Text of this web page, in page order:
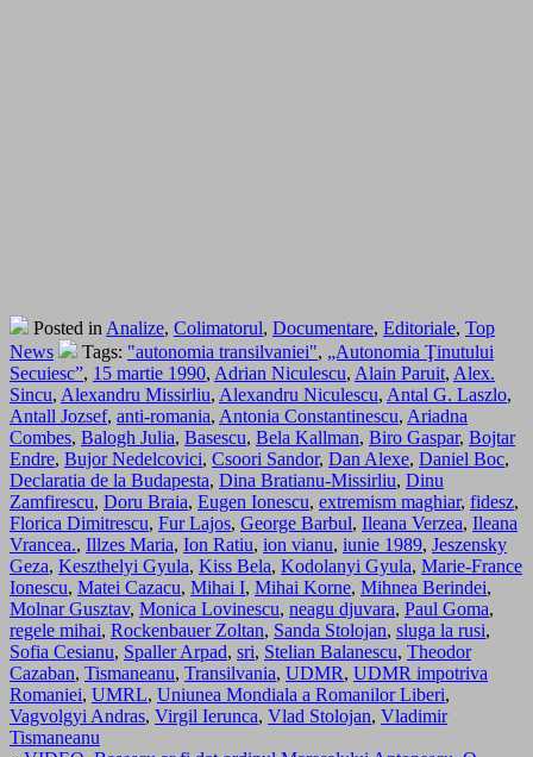
Posted in Analize, Colimatorul, Documentare, Editoriale, Top
News
Tags: "autonomia transilvaniei", „Autonomia Ţinutului
Secuiesc”, 15 martie 1990, Adrian Niculescu, Alain Paruit, Alex.
Sincu, Alexandru Missirliu, Alexandru Niculescu, Antal G. Laszlo,
Antall Jozsef, anti-romania, Antonia Constantinescu, Ariadna
Combes, Balogh Julia, Basescu, Bela Kallman, Biro Gaspar, Bojtar
Endre, Bujor Nedelcovici, Csoori Sandor, Dan Alexe, Daniel Boc,
Declaratia de la Budapesta, Dina Bratianu-Missirliu, Dinu
Zamfirescu, Doru Braia, Eugen Ionescu, extremism maghiar, fidesz,
Florica Dimitrescu, Fur Lajos, George Barbul, Ileana Verzea, Ileana
Vrancea., Illzes Maria, Ion Ratiu, ion vianu, iunie 1989, Jeszensky
Geza, Keszthelyi Gyula, Kiss Bela, Kodolanyi Gyula, Marie-France
Ionescu, Matei Cazacu, Mihai I, Mihai Korne, Mihnea Berindei,
Molnar Gusztav, Monica Lovinescu, neagu djuvara, Paul Goma,
regele mihai, Rockenbauer Zoltan, Sanda Stolojan, sluga la rusi,
Sofia Cesianu, Spaller Arpad, sri, Stelian Balanescu, Theodor
Cazaban, Tismaneanu, Transilvania, UDMR, UDMR impotriva
Romaniei, UMRL, Uniunea Mondiala a Romanilor Liberi,
Vagvolgyi Andras, Virgil Ierunca, Vlad Stolojan, Vladimir
Tismaneanu